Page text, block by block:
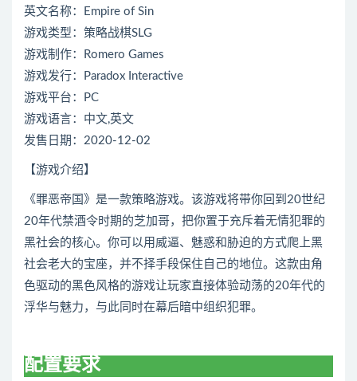
英文名称：Empire of Sin
游戏类型：策略战棋SLG
游戏制作：Romero Games
游戏发行：Paradox Interactive
游戏平台：PC
游戏语言：中文,英文
发售日期：2020-12-02
【游戏介绍】
《罪恶帝国》是一款策略游戏。该游戏将带你回到20世纪
20年代禁酒令时期的芝加哥，把你置于充斥着无情犯罪的
黑社会的核心。你可以用威逼、魅惑和胁迫的方式爬上黑
社会老大的宝座，并不择手段保住自己的地位。这款由角
色驱动的黑色风格的游戏让玩家直接体验动荡的20年代的
浮华与魅力，与此同时在幕后暗中组织犯罪。
配置要求